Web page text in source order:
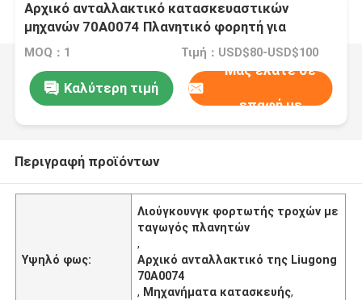
Αρχικό ανταλλακτικό κατασκευαστικών
μηχανών 70Α0074 Πλανητικό φορητή για
φορτιστή τροχών Liugong
MOQ：1 Τιμή：USD$80-USD$100
Καλύτερη τιμή
Μας ελάτε σε
επαφή με
Περιγραφή προϊόντων
Υψηλό φως:
Λιούγκουνγκ φορτωτής τροχών με
ταγωγός πλανητών
,
Αρχικό ανταλλακτικό της Liugong
70A0074
, Μηχανήματα κατασκευής,